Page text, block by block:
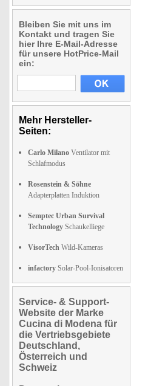
Bleiben Sie mit uns im
Kontakt und tragen Sie
hier Ihre E-Mail-Adresse
für unsere HotPrice-Mail
ein:
Mehr Hersteller-
Seiten:
Carlo Milano Ventilator mit
Schlafmodus
Rosenstein & Söhne
Adapterplatten Induktion
Semptec Urban Survival
Technology Schaukelliege
VisorTech Wild-Kameras
infactory Solar-Pool-Ionisatoren
Service- & Support-
Website der Marke
Cucina di Modena für
die Vertriebsgebiete
Deutschland,
Österreich und
Schweiz